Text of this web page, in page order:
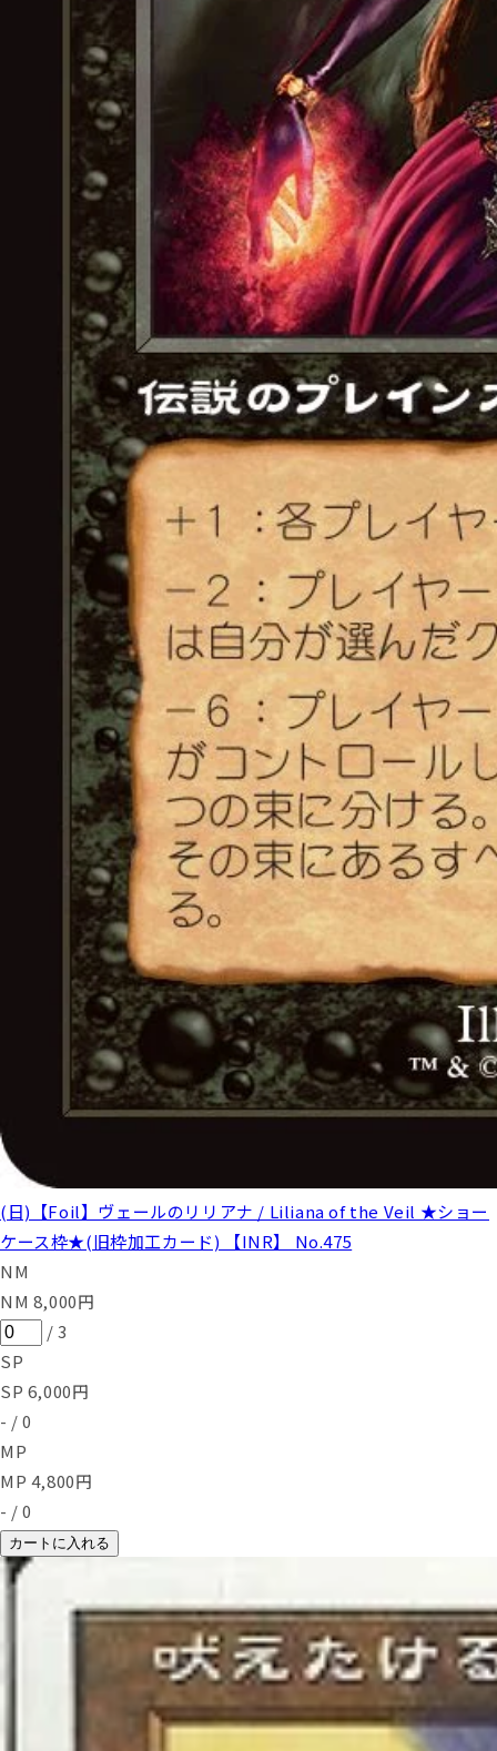
(日)【Foil】ヴェールのリリアナ / Liliana of the Veil ★ショー
ケース枠★(旧枠加工カード) 【INR】 No.475
NM
NM 8,000円
/3
SP
SP 6,000円
- / 0
MP
MP 4,800円
- / 0
カートに入れる